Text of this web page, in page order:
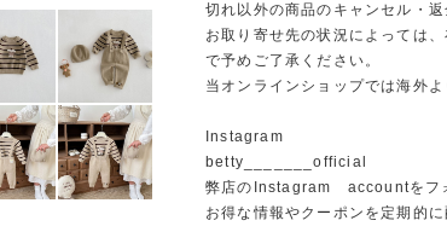
切れ以外の商品のキャンセル・
お取り寄せ先の状況によっては
で予めご了承ください。
当オンラインショップでは海外
Instagram
betty_______official
弊店のInstagram accountをフ
お得な情報やクーポンを定期的に